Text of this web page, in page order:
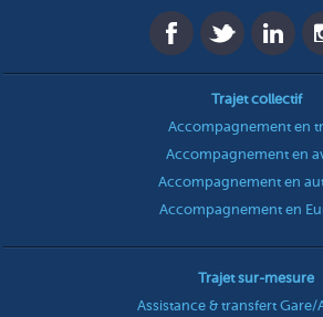
Trajet collectif
Accompagnement en
Accompagnement en
Accompagnement en
Accompagnement en
Trajet sur-mesure
Assistance & transfert